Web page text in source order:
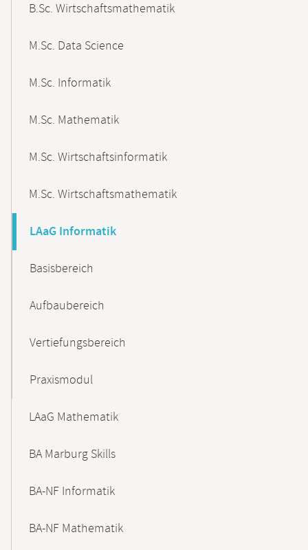
B.Sc. Wirtschaftsmathematik
M.Sc. Data Science
M.Sc. Informatik
M.Sc. Mathematik
M.Sc. Wirtschaftsinformatik
M.Sc. Wirtschaftsmathematik
LAaG Informatik
Basisbereich
Aufbaubereich
Vertiefungsbereich
Praxismodul
LAaG Mathematik
BA Marburg Skills
BA-NF Informatik
BA-NF Mathematik